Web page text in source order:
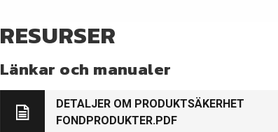
RESURSER
Länkar och manualer
DETALJER OM PRODUKTSÄKERHET
FONDPRODUKTER.PDF